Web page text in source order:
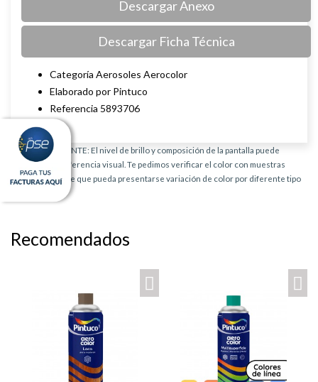
Descargar Anexo
Descargar Ficha Técnica
Categoría Aerosoles Aerocolor
Elaborado por Pintuco
Referencia 5893706
AVISO IMPORTANTE: El nivel de brillo y composición de la pantalla puede
provocar una diferencia visual. Te pedimos verificar el color con muestras
físicas. Es posible que pueda presentarse variación de color por diferente tipo
Recomendados